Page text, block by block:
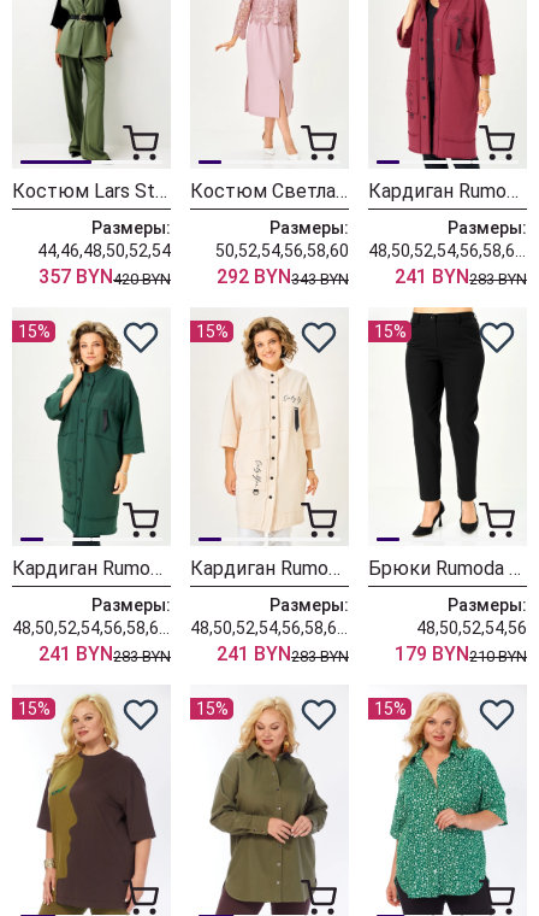
Костюм Lars Style 1247/1 оттенки хвои
Размеры:
44,46,48,50,52,54
357 BYN420 BYN
Костюм Светлана-Стиль 2380 розовый
Размеры:
50,52,54,56,58,60
292 BYN343 BYN
Кардиган Rumoda 2019 бордовый
Размеры:
241 BYN283 BYN
15%
Кардиган Rumoda 2019 темно-зеленый
Размеры:
241 BYN283 BYN
15%
Кардиган Rumoda 2019 экрю
Размеры:
241 BYN283 BYN
15%
Брюки Rumoda 2289 черные
Размеры:
48,50,52,54,56
179 BYN210 BYN
15% 15% 15%